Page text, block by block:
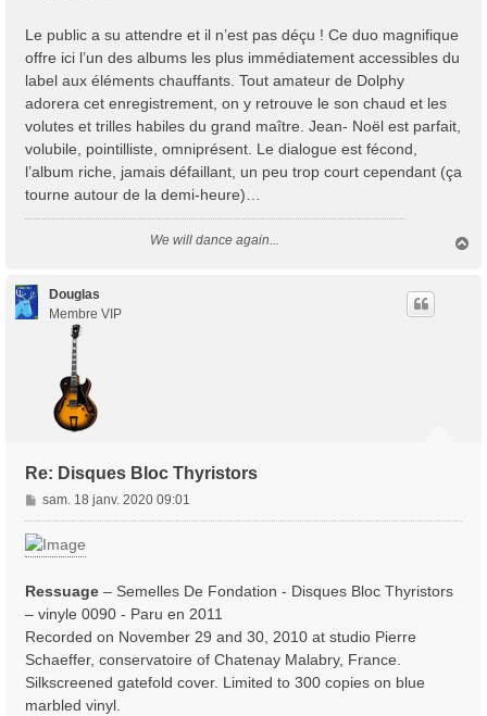
Le public a su attendre et il n’est pas déçu ! Ce duo magnifique
offre ici l’un des albums les plus immédiatement accessibles du
label aux éléments chauffants. Tout amateur de Dolphy
adorera cet enregistrement, on y retrouve le son chaud et les
volutes et trilles habiles du grand maître. Jean- Noël est parfait,
volubile, pointilliste, omniprésent. Le dialogue est fécond,
l’album riche, jamais défaillant, un peu trop court cependant (ça
tourne autour de la demi-heure)…
We will dance again...
Douglas
Membre VIP
Re: Disques Bloc Thyristors
M
e
s
s
g
e
sam. 18 janv. 2020 09:01
Ressuage ‎– Semelles De Fondation - Disques Bloc Thyristors
‎– vinyle 0090 - Paru en 2011
Recorded on November 29 and 30, 2010 at studio Pierre
Schaeffer, conservatoire of Chatenay Malabry, France.
Silkscreened gatefold cover. Limited to 300 copies on blue
marbled vinyl.